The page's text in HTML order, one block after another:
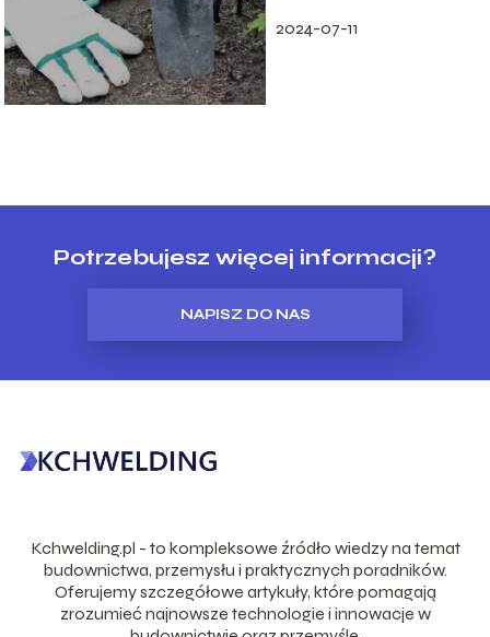
2024-07-11
Potrzebujesz więcej informacji?
NAPISZ DO NAS
Kchwelding.pl - to kompleksowe źródło wiedzy na temat
budownictwa, przemysłu i praktycznych poradników.
Oferujemy szczegółowe artykuły, które pomagają
zrozumieć najnowsze technologie i innowacje w